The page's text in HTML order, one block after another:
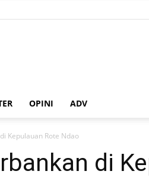
OPINI ADV
Kepulauan Rote Ndao
di